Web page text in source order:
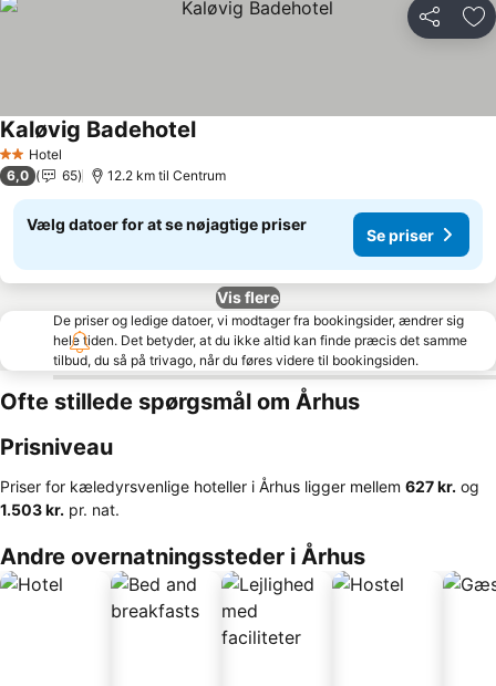
Del
2 Stjerner
Hotel
Kaløvig Badehotel
6,0 65 12.2 km til Centrum
Vælg datoer for at se nøjagtige priser
Se priser
Vis flere
De priser og ledige datoer, vi modtager fra bookingsider, ændrer sig
hele tiden. Det betyder, at du ikke altid kan finde præcis det samme
tilbud, du så på trivago, når du føres videre til bookingsiden.
Ofte stillede spørgsmål om Århus
Prisniveau
Priser for kæledyrsvenlige hoteller i Århus ligger mellem ‎627 kr. og
‎1.503 kr. pr. nat.
Andre overnatningssteder i Århus